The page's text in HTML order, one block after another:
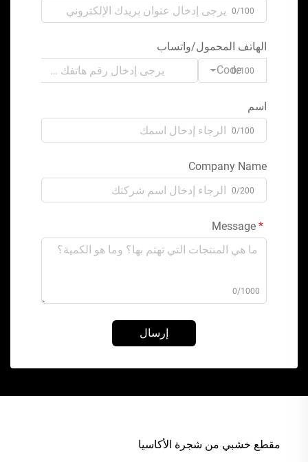
0/100
الهاتف المحمول/واتساب
Code0/100
اسم
0/100
Company Name
0/200
0/1000
إرسال
مقطع خشبي من شجرة الأكاسيا